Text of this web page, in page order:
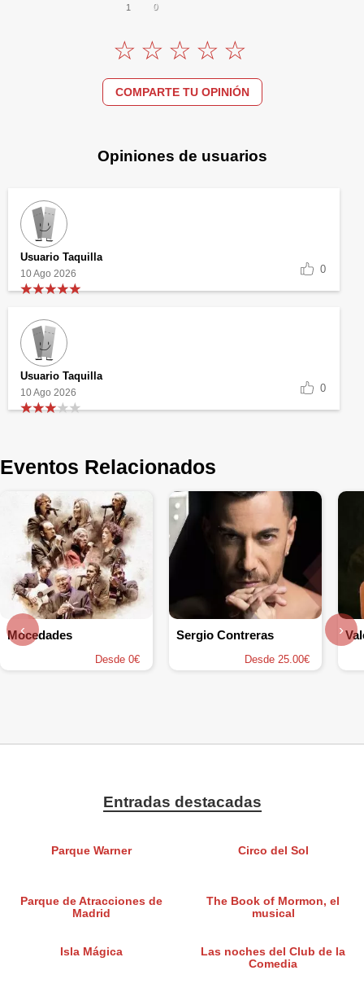
1 0
COMPARTE TU OPINIÓN
Opiniones de usuarios
Usuario Taquilla
10 Ago 2026 0
Usuario Taquilla
10 Ago 2026 0
Eventos Relacionados
Mocedades
Desde 0€
Sergio Contreras
Desde 25.00€
‹ ›
Entradas destacadas
Parque Warner Circo del Sol
Parque de Atracciones de
Madrid
The Book of Mormon, el
musical
Isla Mágica
Las noches del Club de la
Comedia